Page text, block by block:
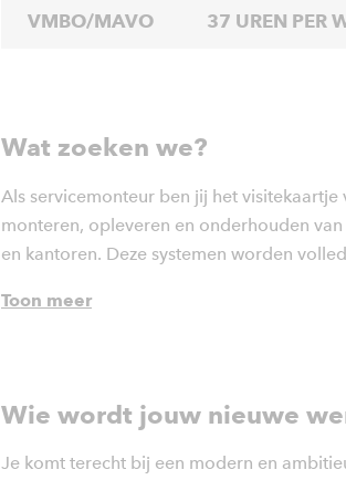
VMBO/MAVO 37 UREN PER
Wat zoeken we?
Als servicemonteur ben jij het
monteren, opleveren en onderhouden
en kantoren. Deze systemen worden
Toon meer
Wie wordt jouw nieuwe
Je komt terecht bij een modern en